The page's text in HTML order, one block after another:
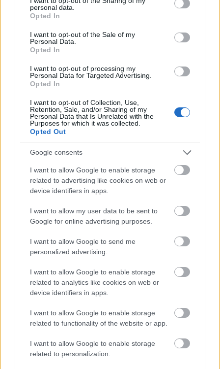
grant or deny consent to Google and its third-party tags to
use your data for below specified purposes in below Google
consent section.
personal data.
Opted In
I want to opt-out of the Sale of my
Personal Data.
Opted In
I want to opt-out of processing my
Personal Data for Targeted Advertising.
Opted In
I want to opt-out of Collection, Use,
Retention, Sale, and/or Sharing of my
Personal Data that Is Unrelated with the
Purposes for which it was collected.
Opted Out
Google consents
I want to allow Google to enable storage
related to advertising like cookies on web or
device identifiers in apps.
I want to allow my user data to be sent to
Google for online advertising purposes.
I want to allow Google to send me
personalized advertising.
I want to allow Google to enable storage
related to analytics like cookies on web or
device identifiers in apps.
I want to allow Google to enable storage
related to functionality of the website or app.
I want to allow Google to enable storage
related to personalization.
GLAMOUR HOROSZKÓP
Komoly döntés előtt állsz? Ebben a
hónapban érdemes meghoznod a
numerológus szerint
Napi horoszkóp: A Rák törekedjen
az egyensúlyra, a Szűz engedjen
teret az érzelmeinek - június 12.